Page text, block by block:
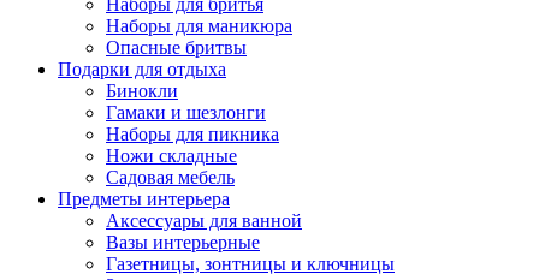
Наборы для бритья
Наборы для маникюра
Опасные бритвы
Подарки для отдыха
Бинокли
Гамаки и шезлонги
Наборы для пикника
Ножи складные
Садовая мебель
Предметы интерьера
Аксессуары для ванной
Вазы интерьерные
Газетницы, зонтницы и ключницы